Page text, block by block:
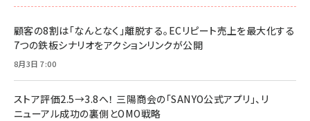
顧客の8割は「なんとなく」離脱する。ECリピート売上を最大化する
7つの鉄板シナリオをアクションリンクが公開
8月3日 7:00
ストア評価2.5→3.8へ！ 三陽商会の「SANYO公式アプリ」、リ
ニューアル成功の裏側とOMO戦略